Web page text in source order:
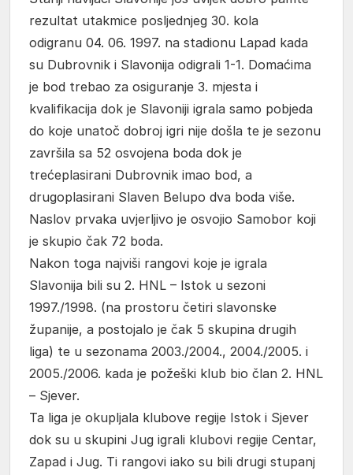
rezultat utakmice posljednjeg 30. kola
odigranu 04. 06. 1997. na stadionu Lapad kada
su Dubrovnik i Slavonija odigrali 1-1. Domaćima
je bod trebao za osiguranje 3. mjesta i
kvalifikacija dok je Slavoniji igrala samo pobjeda
do koje unatoč dobroj igri nije došla te je sezonu
završila sa 52 osvojena boda dok je
trećeplasirani Dubrovnik imao bod, a
drugoplasirani Slaven Belupo dva boda više.
Naslov prvaka uvjerljivo je osvojio Samobor koji
je skupio čak 72 boda.
Nakon toga najviši rangovi koje je igrala
Slavonija bili su 2. HNL – Istok u sezoni
1997./1998. (na prostoru četiri slavonske
županije, a postojalo je čak 5 skupina drugih
liga) te u sezonama 2003./2004., 2004./2005. i
2005./2006. kada je požeški klub bio član 2. HNL
– Sjever.
Ta liga je okupljala klubove regije Istok i Sjever
dok su u skupini Jug igrali klubovi regije Centar,
Zapad i Jug. Ti rangovi iako su bili drugi stupanj